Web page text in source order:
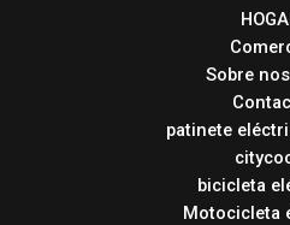
Sobre
patinete
bicicleta
Motocicleta